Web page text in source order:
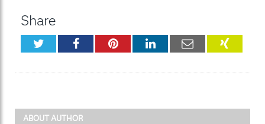
Share
TwitterFacebookPinterestLinkedInEmail
ABOUT AUTHOR